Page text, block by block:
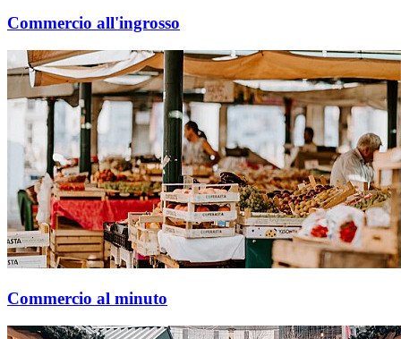
Commercio all'ingrosso
Commercio al minuto